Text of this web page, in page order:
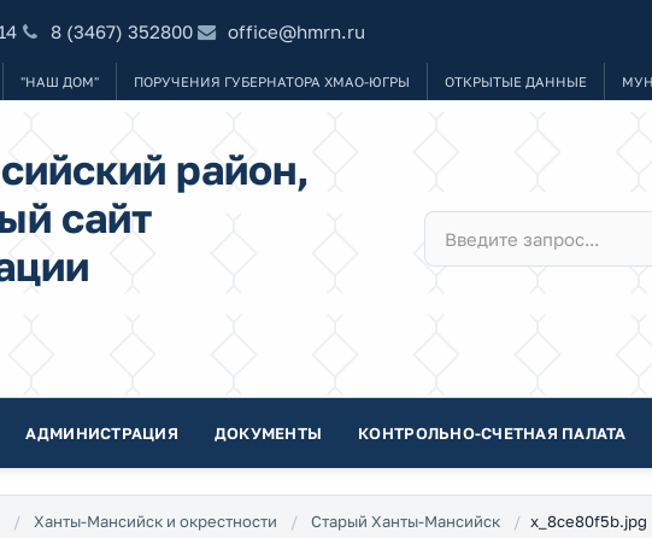
8 (3467) 352800 office@hmrn.ru
"НАШ ДОМ" ПОРУЧЕНИЯ ГУБЕРНАТОРА ХМАО-ЮГРЫ ОТКРЫТЫЕ ДАННЫЕ
район,
сайт
АДМИНИСТРАЦИЯ ДОКУМЕНТЫ КОНТРОЛЬНО-СЧЕТНАЯ ПАЛАТА
Ханты-Мансийск и окрестности Старый Ханты-Мансийск x_8ce80f5b.jpg